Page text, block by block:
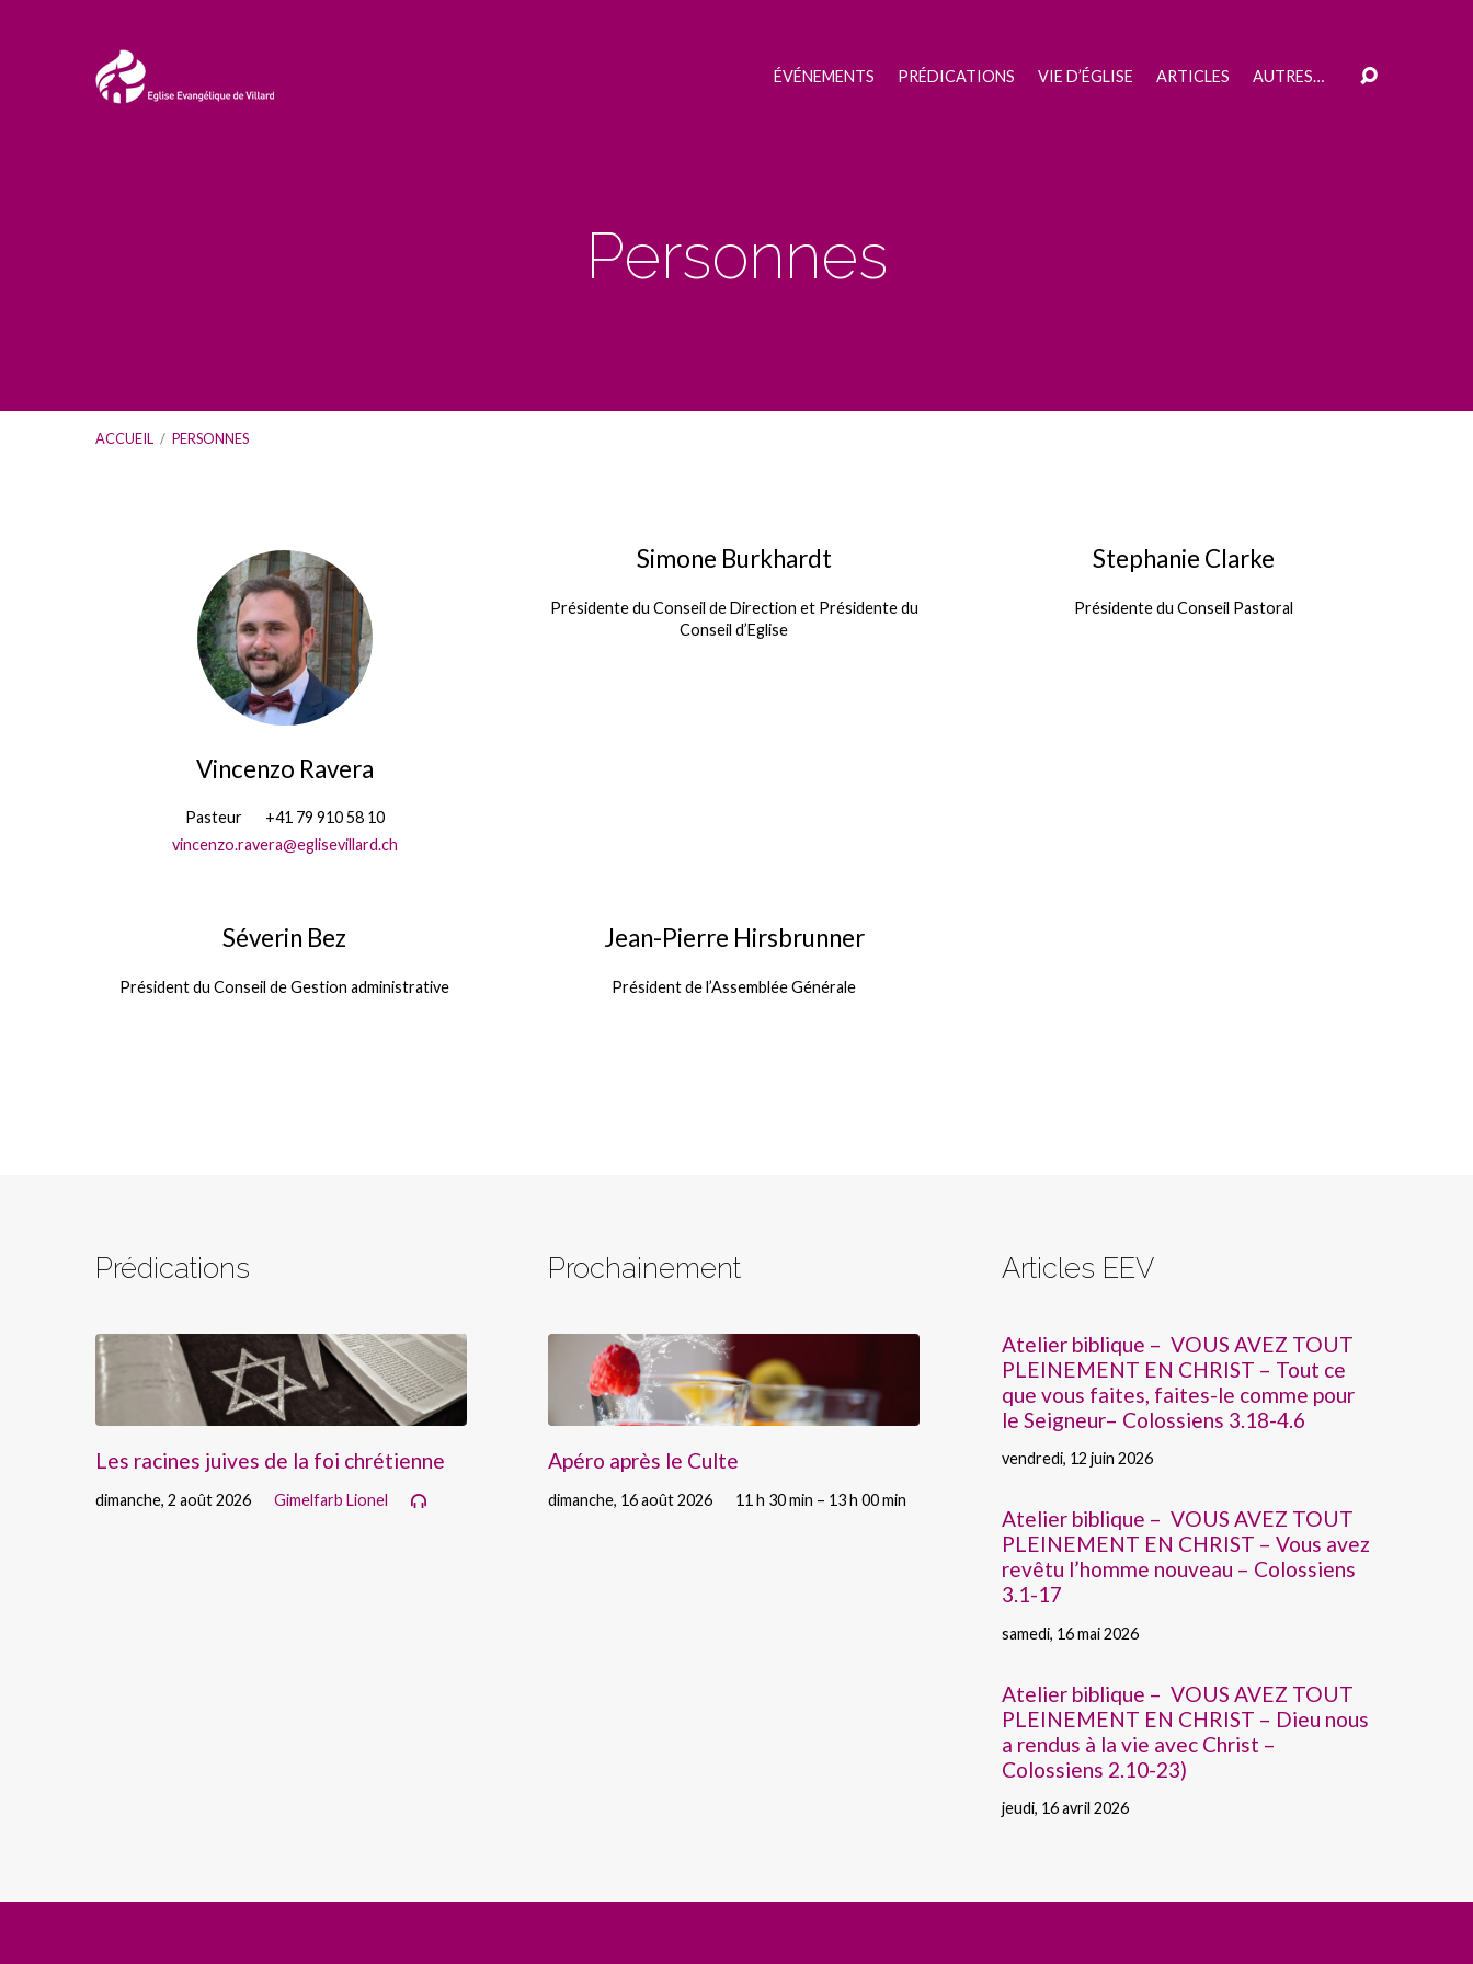
ÉVÉNEMENTS PRÉDICATIONS VIE D’ÉGLISE ARTICLES AUTRES…
Personnes
ACCUEIL / PERSONNES
Personnes
Vincenzo Ravera
Pasteur
+41 79 910 58 10
vincenzo.ravera@eglisevillard.ch
Simone Burkhardt
Présidente du Conseil de Direction et Présidente du
Conseil d’Eglise
Stephanie Clarke
Présidente du Conseil Pastoral
Séverin Bez
Président du Conseil de Gestion administrative
Jean-Pierre Hirsbrunner
Président de l’Assemblée Générale
Prédications
Les racines juives de la foi chrétienne
dimanche, 2 août 2026 Gimelfarb Lionel
Prochainement
Apéro après le Culte
dimanche, 16 août 2026 11 h 30 min – 13 h 00 min
Articles EEV
Atelier biblique – VOUS AVEZ TOUT
PLEINEMENT EN CHRIST – Tout ce
que vous faites, faites-le comme pour
le Seigneur– Colossiens 3.18-4.6
vendredi, 12 juin 2026
Atelier biblique – VOUS AVEZ TOUT
PLEINEMENT EN CHRIST – Vous avez
revêtu l’homme nouveau – Colossiens
3.1-17
samedi, 16 mai 2026
Atelier biblique – VOUS AVEZ TOUT
PLEINEMENT EN CHRIST – Dieu nous
a rendus à la vie avec Christ –
Colossiens 2.10-23)
jeudi, 16 avril 2026